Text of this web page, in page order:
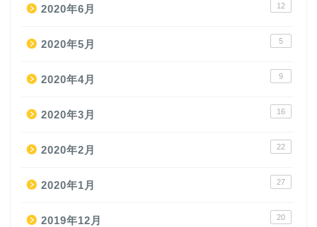
2020年6月 12
2020年5月 5
2020年4月 9
2020年3月 16
2020年2月 22
2020年1月 27
2019年12月 20